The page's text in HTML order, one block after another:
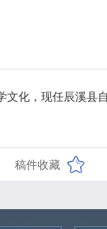
化，现任辰溪县
稿件收藏